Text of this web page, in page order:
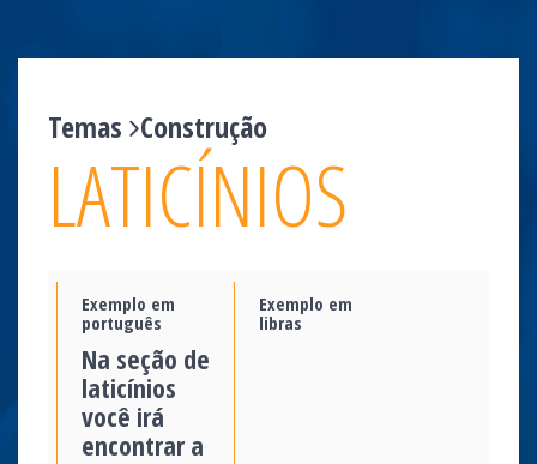
Temas Construção
LATICÍNIOS
Exemplo em
português
Na seção de
laticínios
você irá
encontrar a
Exemplo em
libras